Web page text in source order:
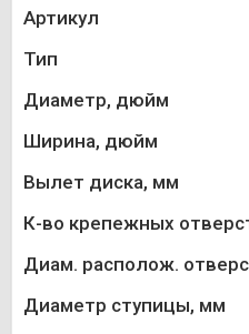
Артикул
Тип
Диаметр, дюйм
Ширина, дюйм
Вылет диска, мм
К-во крепежных
Диам. располож.
Диаметр ступицы, мм